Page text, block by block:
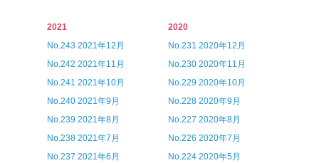
2021
No.243 2021年12月
No.242 2021年11月
No.241 2021年10月
No.240 2021年9月
No.239 2021年8月
No.238 2021年7月
No.237 2021年6月
2020
No.231 2020年12月
No.230 2020年11月
No.229 2020年10月
No.228 2020年9月
No.227 2020年8月
No.226 2020年7月
No.224 2020年5月